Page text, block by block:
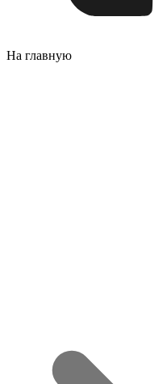
На главную